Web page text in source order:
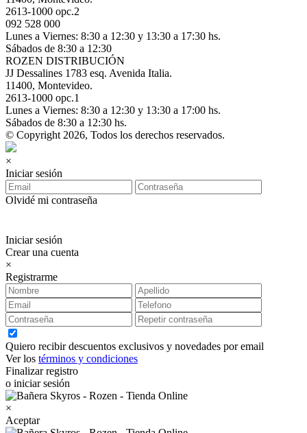
2613-1000 opc.2
092 528 000
Lunes a Viernes: 8:30 a 12:30 y 13:30 a 17:30 hs.
Sábados de 8:30 a 12:30
ROZEN DISTRIBUCIÓN
JJ Dessalines 1783 esq. Avenida Italia.
11400, Montevideo.
2613-1000 opc.1
Lunes a Viernes: 8:30 a 12:30 y 13:30 a 17:00 hs.
Sábados de 8:30 a 12:30 hs.
© Copyright 2026, Todos los derechos reservados.
×
Iniciar sesión
Olvidé mi contraseña
Iniciar sesión
Crear una cuenta
×
Registrarme
Quiero recibir descuentos exclusivos y novedades por email
Ver los términos y condiciones
Finalizar registro
o iniciar sesión
×
Aceptar